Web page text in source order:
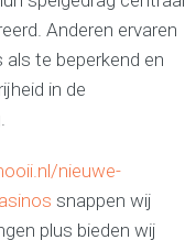
Anderen ervaren
te beperkend en
in de
nieuwe-
snappen wij
plus bieden wij